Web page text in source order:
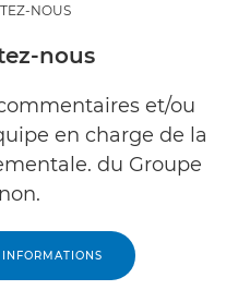
NOUS
nous
et/ou
en charge de la
du Groupe